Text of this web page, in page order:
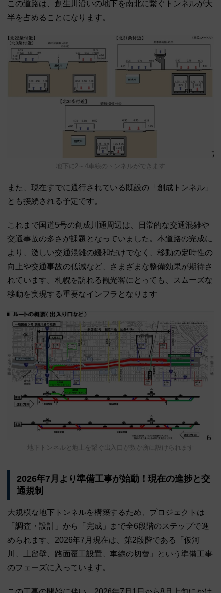
この道路は、創生川沿いの地下を南北に繋ぐトンネルが大
半を占めることになります。
地下に2～4車線のトンネルができます
また、現在すでに通行されている既設の「創成トンネル」
とも接続される予定です。
これまで国道5号の創成川通周辺は、日常的な交通混雑や
交通事故の多さが課題となっていました。本道路の完成に
より、激しい交通混雑の緩和だけでなく、移動の定時性の
向上や交通事故の低減など、さまざまな整備効果が期待さ
れています。札幌を訪れる観光客にとっても、スムーズな
移動を実現する重要なインフラとなります
地下トンネルと地上を繋ぐ出入口が数か所に設けられます
2026年7月より準備工事が始動！現在の進捗と交
通規制
大規模な地下トンネルを構築するため、プロジェクトは
「調査・設計」から「完成」まで全6段階のステップで進
められます。2026年7月現在は、第2段階である「仮河
川、土留壁、路面覆工設置、車線の切替」という準備工事
のフェーズに入っています。